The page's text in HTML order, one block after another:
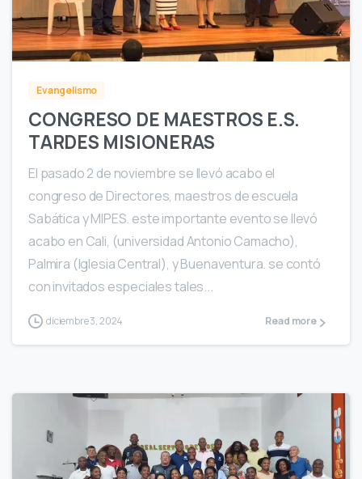
0
Evangelismo
CONGRESO DE MAESTROS E.S.
TARDES MISIONERAS
El pasado 2 de noviembre se llevó acabo el
congreso de Directores, maestros de escuela
Sabática y MIPES. este importante evento se llevó
acabo en Cali, (universidad Antonio Camacho),
Palmira (Iglesia Central), y Buenaventura. se contó
con invitados especiales tales...
diciembre 3, 2024 Read more